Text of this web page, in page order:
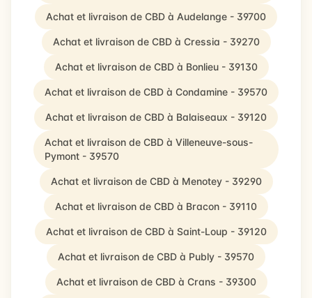
Achat et livraison de CBD à Audelange - 39700
Achat et livraison de CBD à Cressia - 39270
Achat et livraison de CBD à Bonlieu - 39130
Achat et livraison de CBD à Condamine - 39570
Achat et livraison de CBD à Balaiseaux - 39120
Achat et livraison de CBD à Villeneuve-sous-
Pymont - 39570
Achat et livraison de CBD à Menotey - 39290
Achat et livraison de CBD à Bracon - 39110
Achat et livraison de CBD à Saint-Loup - 39120
Achat et livraison de CBD à Publy - 39570
Achat et livraison de CBD à Crans - 39300